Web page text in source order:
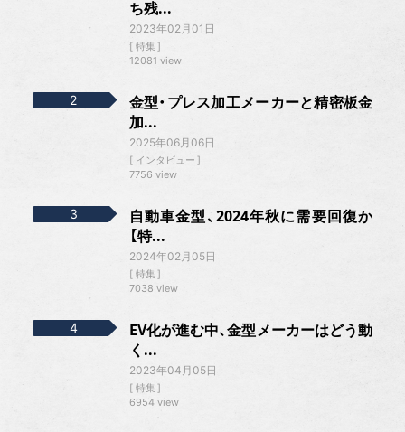
ち残...
2023年02月01日
特集
12081 view
金型・プレス加工メーカーと精密板金
加...
2025年06月06日
インタビュー
7756 view
自動車金型、2024年秋に需要回復か
【特...
2024年02月05日
特集
7038 view
EV化が進む中、金型メーカーはどう動
く...
2023年04月05日
特集
6954 view